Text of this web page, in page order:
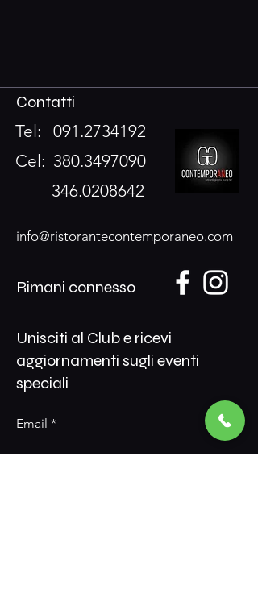
Contatti
Tel: 091.2734192
Cel: 380.3497090
346.0208642
info@ristorantecontemporaneo.com
Rimani connesso
Unisciti al Club e ricevi
aggiornamenti sugli eventi
speciali
Email